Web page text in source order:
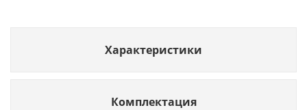
Характеристики
Комплектация